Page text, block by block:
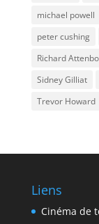
michael powell
peter cushing
Richard
Sidney Gilliat
Trevor Howard
Liens
Cinéma de